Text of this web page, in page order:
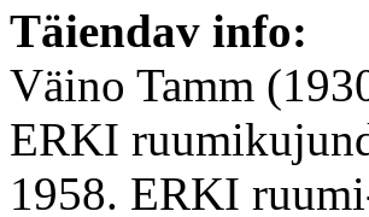
Täiendav info:
Väino Tamm
ERKI
1958. ERKI